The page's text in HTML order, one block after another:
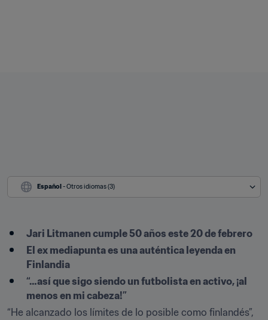
Español - Otros idiomas (3)
Jari Litmanen cumple 50 años este 20 de febrero
El ex mediapunta es una auténtica leyenda en
Finlandia
“…así que sigo siendo un futbolista en activo, ¡al
menos en mi cabeza!”
“He alcanzado los límites de lo posible como finlandés”,